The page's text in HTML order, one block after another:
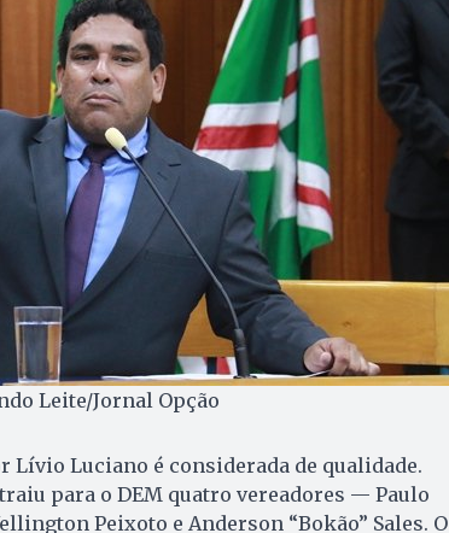
Leite/Jornal Opção
Lívio Luciano é considerada de qualidade.
para o DEM quatro vereadores — Paulo
Peixoto e Anderson “Bokão” Sales. O